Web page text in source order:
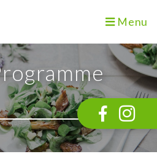
Menu